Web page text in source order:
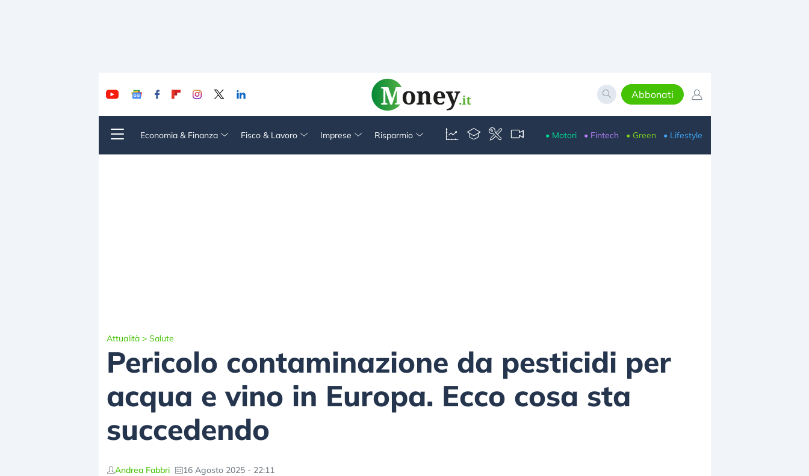
Abbonati
Economia & Finanza Fisco & Lavoro Imprese Risparmio • Motori • Fintech • Green • Lifestyle
Attualità > Salute
Pericolo contaminazione da pesticidi per
acqua e vino in Europa. Ecco cosa sta
succedendo
Andrea Fabbri 16 Agosto 2025 - 22:11